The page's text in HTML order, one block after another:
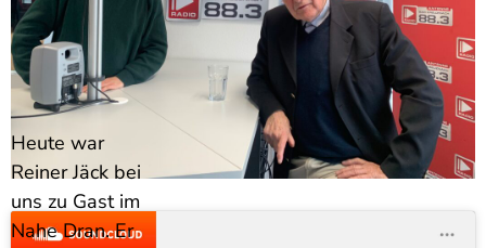
Heute war
Reiner Jäck bei
uns zu Gast im
Nahe Dran. Er